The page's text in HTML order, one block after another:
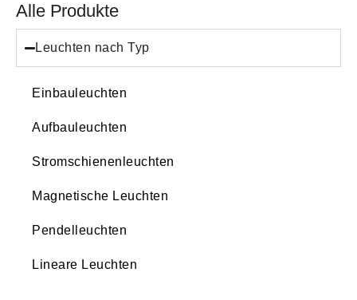
Alle Produkte
Leuchten nach Typ
Einbauleuchten
Aufbauleuchten
Stromschienenleuchten
Magnetische Leuchten
Pendelleuchten
Lineare Leuchten